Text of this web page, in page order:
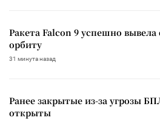
Ракета Falcon 9 успешно
орбиту
31 минута назад
Ранее закрытые из-за угрозы
открыты